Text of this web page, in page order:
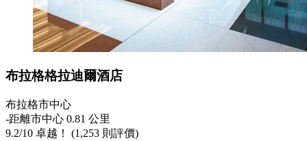
布拉格格拉迪爾酒店
布拉格市中心
‐距離市中心 0.81 公里
9.2/10 卓越！ (1,253 則評價)